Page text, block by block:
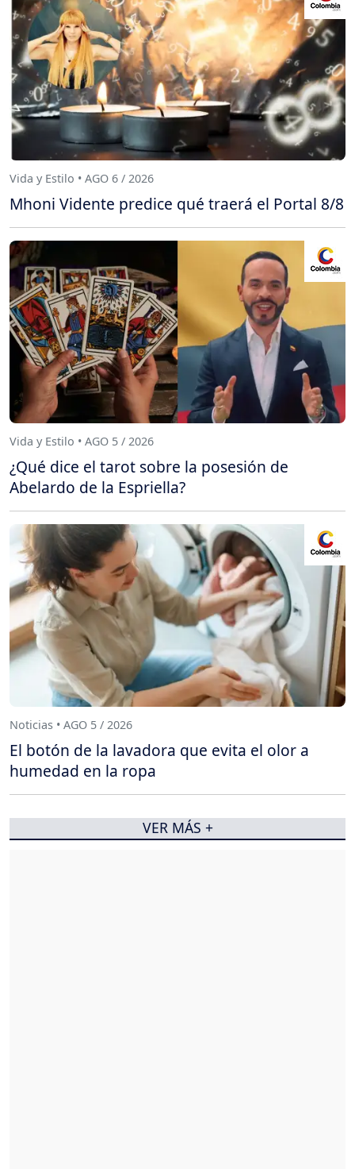
Vida y Estilo • AGO 6 / 2026
Mhoni Vidente predice qué traerá el Portal 8/8
Vida y Estilo • AGO 5 / 2026
¿Qué dice el tarot sobre la posesión de
Abelardo de la Espriella?
Noticias • AGO 5 / 2026
El botón de la lavadora que evita el olor a
humedad en la ropa
VER MÁS +